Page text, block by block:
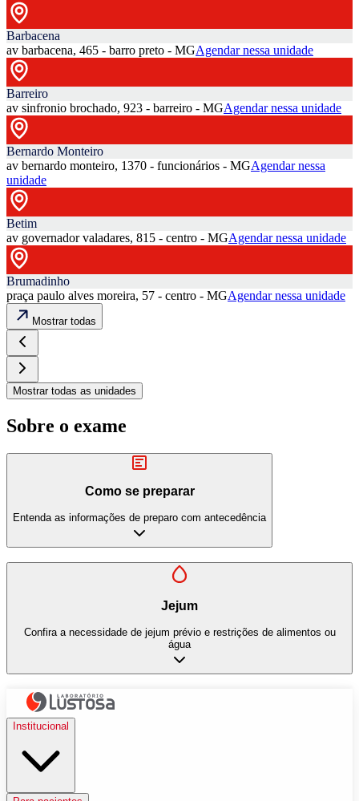
Barbacena
av barbacena, 465 - barro preto - MGAgendar nessa unidade
Barreiro
av sinfronio brochado, 923 - barreiro - MGAgendar nessa unidade
Bernardo Monteiro
av bernardo monteiro, 1370 - funcionários - MGAgendar nessa
unidade
Betim
av governador valadares, 815 - centro - MGAgendar nessa unidade
Brumadinho
praça paulo alves moreira, 57 - centro - MGAgendar nessa unidade
Mostrar todas
Mostrar todas as unidades
Sobre o exame
Como se preparar
Entenda as informações de preparo com antecedência
Jejum
Confira a necessidade de jejum prévio e restrições de alimentos ou
água
Institucional